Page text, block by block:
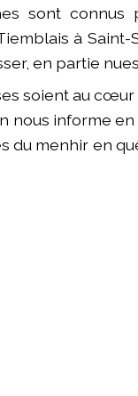
sont
à Saint-
en partie
soient au
nous informe
menhir en